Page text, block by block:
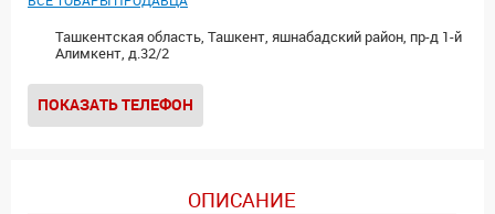
Ташкентская область, Ташкент, яшнабадский район, пр-д 1-й
Алимкент, д.32/2
ПОКАЗАТЬ ТЕЛЕФОН
ОПИСАНИЕ